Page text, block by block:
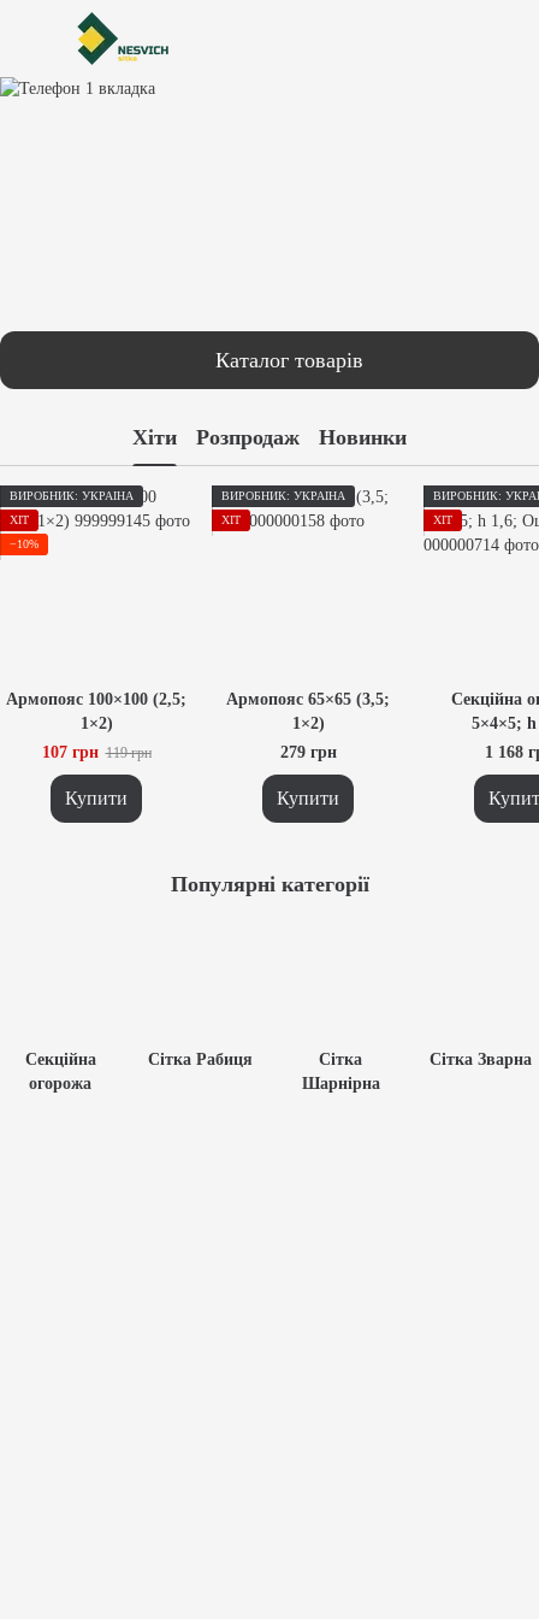
Каталог товарів
Хіти Розпродаж Новинки
ВИРОБНИК: УКРАЇНА
ХІТ
−10%
Армопояс 100×100 (2,5;
1×2)
107 грн 119 грн
Купити
ВИРОБНИК: УКРАЇНА
ХІТ
Армопояс 65×65 (3,5;
1×2)
279 грн
Купити
ВИРОБНИК:
ХІТ
Секційна
5×4×5;
1 168
Популярні категорії
Секційна
огорожа
Сітка Рабиця
Сітка
Шарнірна
Сітка Зварна